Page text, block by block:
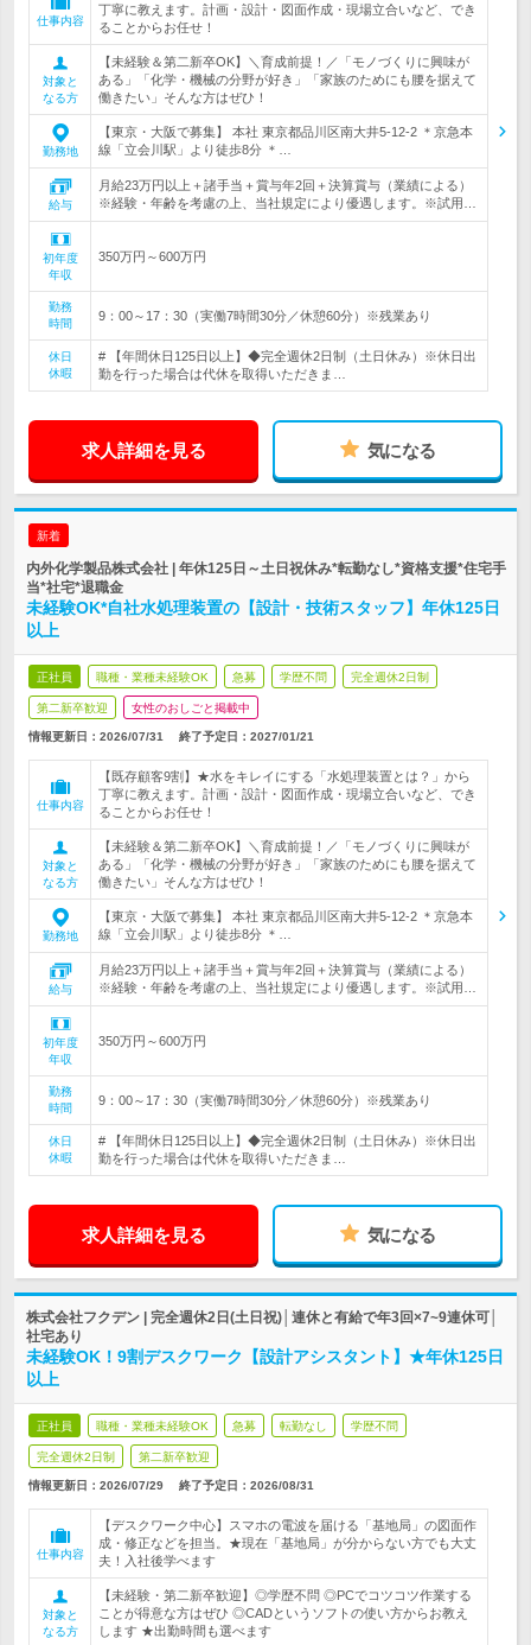
仕事内容
丁寧に教えます。計画・設計・図面作成・現場立合いなど、でき
ることからお任せ！
対象と
なる方
【未経験＆第二新卒OK】＼育成前提！／「モノづくりに興味が
ある」「化学・機械の分野が好き」「家族のためにも腰を据えて
働きたい」そんな方はぜひ！
勤務地
【東京・大阪で募集】 本社 東京都品川区南大井5-12-2 ＊京急本
線「立会川駅」より徒歩8分 ＊…
給与
月給23万円以上＋諸手当＋賞与年2回＋決算賞与（業績による）
※経験・年齢を考慮の上、当社規定により優遇します。※試用…
初年度
年収
350万円～600万円
勤務
時間
9：00～17：30（実働7時間30分／休憩60分）※残業あり
休日
休暇
# 【年間休日125日以上】◆完全週休2日制（土日休み）※休日出
勤を行った場合は代休を取得いただきま…
求人詳細を見る 気になる
新着
内外化学製品株式会社 | 年休125日～土日祝休み*転勤なし*資格支援*住宅手
当*社宅*退職金
未経験OK*自社水処理装置の【設計・技術スタッフ】年休125日
以上
正社員 職種・業種未経験OK 急募 学歴不問 完全週休2日制
第二新卒歓迎 女性のおしごと掲載中
情報更新日：2026/07/31 終了予定日： 2027/01/21
仕事内容
【既存顧客9割】★水をキレイにする「水処理装置とは？」から
丁寧に教えます。計画・設計・図面作成・現場立合いなど、でき
ることからお任せ！
対象と
なる方
【未経験＆第二新卒OK】＼育成前提！／「モノづくりに興味が
ある」「化学・機械の分野が好き」「家族のためにも腰を据えて
働きたい」そんな方はぜひ！
勤務地
【東京・大阪で募集】 本社 東京都品川区南大井5-12-2 ＊京急本
線「立会川駅」より徒歩8分 ＊…
給与
月給23万円以上＋諸手当＋賞与年2回＋決算賞与（業績による）
※経験・年齢を考慮の上、当社規定により優遇します。※試用…
初年度
年収
350万円～600万円
勤務
時間
9：00～17：30（実働7時間30分／休憩60分）※残業あり
休日
休暇
# 【年間休日125日以上】◆完全週休2日制（土日休み）※休日出
勤を行った場合は代休を取得いただきま…
求人詳細を見る 気になる
株式会社フクデン | 完全週休2日(土日祝)│連休と有給で年3回×7~9連休可│
社宅あり
未経験OK！9割デスクワーク【設計アシスタント】★年休125日
以上
正社員 職種・業種未経験OK 急募 転勤なし 学歴不問
完全週休2日制 第二新卒歓迎
情報更新日：2026/07/29 終了予定日： 2026/08/31
仕事内容
【デスクワーク中心】スマホの電波を届ける「基地局」の図面作
成・修正などを担当。★現在「基地局」が分からない方でも大丈
夫！入社後学べます
対象と
なる方
【未経験・第二新卒歓迎】◎学歴不問 ◎PCでコツコツ作業する
ことが得意な方はぜひ ◎CADというソフトの使い方からお教え
します ★出勤時間も選べます